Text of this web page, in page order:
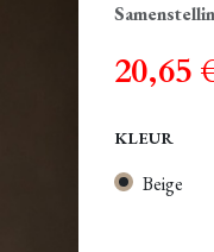
20,65
KLEUR
Beige